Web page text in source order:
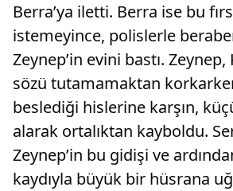
Berra’ya iletti. Berra ise bu
istemeyince, polislerle
Zeynep’in evini bastı. Zeynep,
sözü tutamamaktan
beslediği hislerine karşın,
alarak ortalıktan kayboldu.
Zeynep’in bu gidişi ve
kaydıyla büyük bir hüsrana